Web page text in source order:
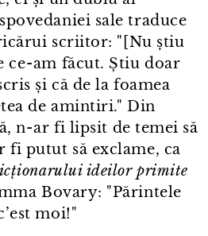
sale traduce
scriitor: "[Nu știu
ce⁠-⁠am făcut. Știu doar
și că de la foamea
de amintiri." Din
n⁠-⁠ar fi lipsit de temei să
fi putut să exclame, ca
ideilor primite
Bovary: "Părintele
moi!"